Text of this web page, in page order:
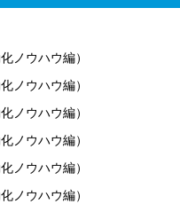
ノウハウ編）
ノウハウ編）
ノウハウ編）
ノウハウ編）
ノウハウ編）
ノウハウ編）